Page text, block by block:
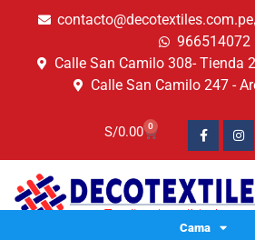
contacto@decotextiles.com.pe
966514072
Calle San Camilo 308- Tienda
Calle San Camilo 247 -
S/0.00 0
Cama